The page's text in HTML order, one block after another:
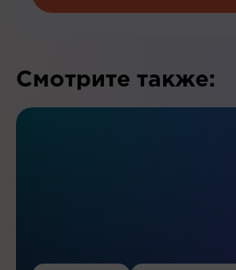
Смотрите также: